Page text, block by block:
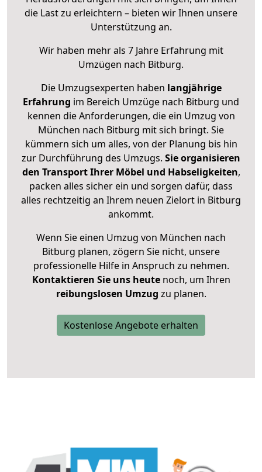
die Last zu erleichtern – bieten wir Ihnen unsere
Unterstützung an.
Wir haben mehr als 7 Jahre Erfahrung mit
Umzügen nach Bitburg.
Die Umzugsexperten haben langjährige
Erfahrung im Bereich Umzüge nach Bitburg und
kennen die Anforderungen, die ein Umzug von
München nach Bitburg mit sich bringt. Sie
kümmern sich um alles, von der Planung bis hin
zur Durchführung des Umzugs. Sie organisieren
den Transport Ihrer Möbel und Habseligkeiten,
packen alles sicher ein und sorgen dafür, dass
alles rechtzeitig an Ihrem neuen Zielort in Bitburg
ankommt.
Wenn Sie einen Umzug von München nach
Bitburg planen, zögern Sie nicht, unsere
professionelle Hilfe in Anspruch zu nehmen.
Kontaktieren Sie uns heutenoch, um Ihren
reibungslosen Umzug zu planen.
Kostenlose Angebote erhalten